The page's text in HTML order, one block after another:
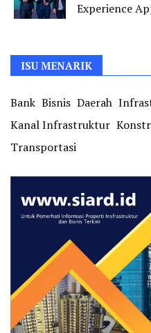
Experience
ISU MENARIK
Bank Bisnis Daerah
Kanal Infrastruktur
Transportasi